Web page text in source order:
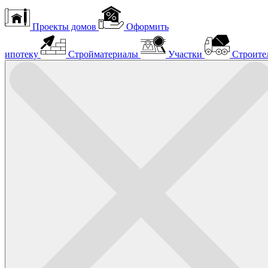
Проекты домов Оформить
ипотеку Стройматериалы Участки